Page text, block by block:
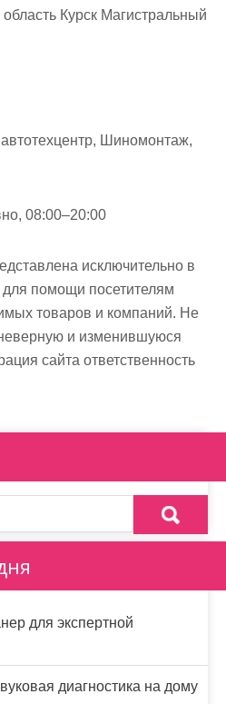
Курск Магистральный
Шиномонтаж,
08:00–20:00
исключительно в
помощи посетителям
товаров и компаний. Не
и изменившуюся
сайта ответственность
для экспертной
диагностика на дому